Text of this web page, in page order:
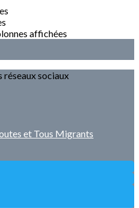
affichées
réseaux sociaux